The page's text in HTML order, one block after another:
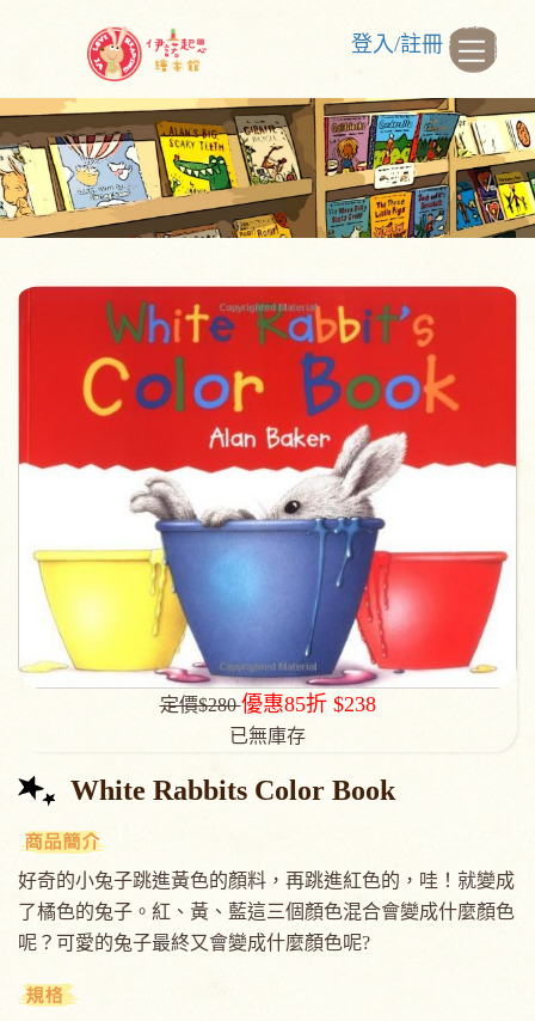
登入/註冊
定價$280優惠85折 $238
已無庫存
White Rabbits Color Book
好奇的小兔子跳進黃色的顏料，再跳進紅色的，哇！就變成
了橘色的兔子。紅、黃、藍這三個顏色混合會變成什麼顏色
呢？可愛的兔子最終又會變成什麼顏色呢?